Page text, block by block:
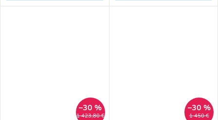
1 423,80 €
–30 %
1 450 €
–30 %